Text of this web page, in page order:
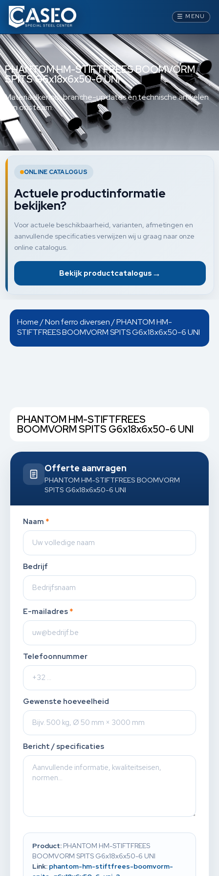
☰ MENU
PHANTOM HM-STIFTFREES BOOMVORM
SPITS G6x18x6x50-6 UNI
Materiaalkennis, branche-updates en technische artikelen
van ons team.
ONLINE CATALOGUS
Actuele productinformatie
bekijken?
Voor actuele beschikbaarheid, varianten, afmetingen en
aanvullende specificaties verwijzen wij u graag naar onze
online catalogus.
Bekijk productcatalogus →
Home/Non ferro diversen/ PHANTOM HM-
STIFTFREES BOOMVORM SPITS G6x18x6x50-6 UNI
PHANTOM HM-STIFTFREES
BOOMVORM SPITS G6x18x6x50-6 UNI
Offerte aanvragen
PHANTOM HM-STIFTFREES BOOMVORM
SPITS G6x18x6x50-6 UNI
Naam *
Bedrijf
E-mailadres *
Telefoonnummer
Gewenste hoeveelheid
Bericht / specificaties
Product: PHANTOM HM-STIFTFREES
BOOMVORM SPITS G6x18x6x50-6 UNI
Link: phantom-hm-stiftfrees-boomvorm-